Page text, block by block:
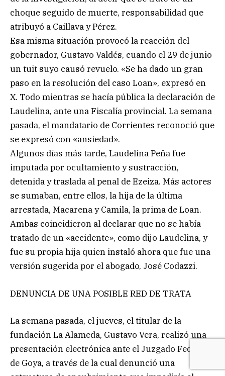
choque seguido de muerte, responsabilidad que
atribuyó a Caillava y Pérez.
Esa misma situación provocó la reacción del
gobernador, Gustavo Valdés, cuando el 29 de junio
un tuit suyo causó revuelo. «Se ha dado un gran
paso en la resolución del caso Loan», expresó en
X. Todo mientras se hacía pública la declaración de
Laudelina, ante una Fiscalía provincial. La semana
pasada, el mandatario de Corrientes reconoció que
se expresó con «ansiedad».
Algunos días más tarde, Laudelina Peña fue
imputada por ocultamiento y sustracción,
detenida y traslada al penal de Ezeiza. Más actores
se sumaban, entre ellos, la hija de la última
arrestada, Macarena y Camila, la prima de Loan.
Ambas coincidieron al declarar que no se había
tratado de un «accidente», como dijo Laudelina, y
fue su propia hija quien instaló ahora que fue una
versión sugerida por el abogado, José Codazzi.
DENUNCIA DE UNA POSIBLE RED DE TRATA
La semana pasada, el jueves, el titular de la
fundación La Alameda, Gustavo Vera, realizó una
presentación electrónica ante el Juzgado Federal
de Goya, a través de la cual denunció una